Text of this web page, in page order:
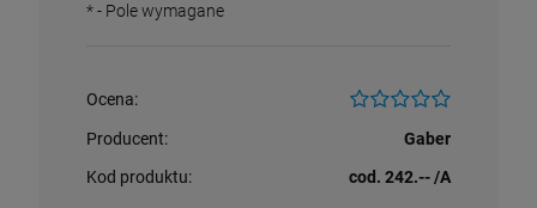
*- Pole wymagane
Ocena:
Producent:
Gaber
Kod produktu:
cod. 242.-- /A